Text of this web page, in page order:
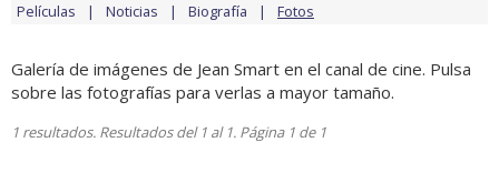
Películas Noticias Biografía Fotos
Galería de imágenes de Jean Smart en el canal de cine. Pulsa
sobre las fotografías para verlas a mayor tamaño.
1 resultados. Resultados del 1 al 1. Página 1 de 1